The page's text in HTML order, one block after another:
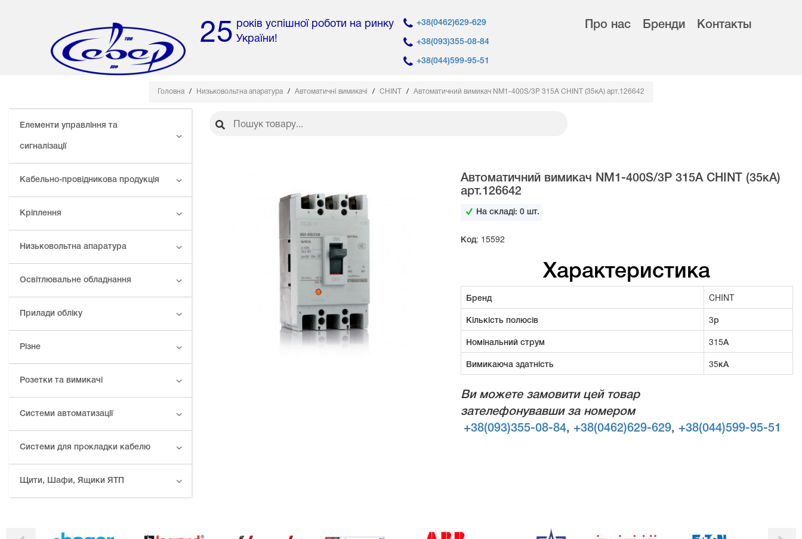
25 років успішної роботи на ринку
України!
+38(0462)629-629
+38(093)355-08-84
+38(044)599-95-51
Про нас Бренди Контакты
Елементи управління та
сигналізації
Кабельно-провідникова продукція
Кріплення
Низьковольтна апаратура
Освітлювальне обладнання
Прилади обліку
Різне
Розетки та вимикачі
Системи автоматизації
Системи для прокладки кабелю
Щити, Шафи, Ящики ЯТП
Головна Низьковольтна апаратура Автоматичні вимикачі CHINT Автоматичний вимикач NM1-400S/3Р 315А CHINT (35кА) арт.126642
Автоматичний вимикач NM1-400S/3Р 315А CHINT (35кА)
арт.126642
На складі: 0шт.
Код: 15592
Характеристика
Бренд
CHINT
Кількість полюсів
3р
Номінальний струм
315А
Вимикаюча здатність
35кА
Ви можете замовити цей товар
зателефонувавши за номером
+38(093)355-08-84, +38(0462)629-629, +38(044)599-95-51